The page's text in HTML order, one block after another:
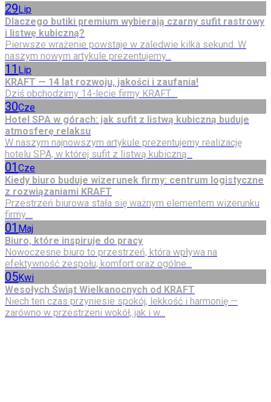
29Lip
Dlaczego butiki premium wybierają czarny sufit rastrowy
i listwę kubiczną?
Pierwsze wrażenie powstaje w zaledwie kilka sekund. W
naszym nowym artykule prezentujemy...
11 Lip
KRAFT — 14 lat rozwoju, jakości i zaufania!
Dziś obchodzimy 14-lecie firmy KRAFT....
30Cze
Hotel SPA w górach: jak sufit z listwą kubiczną buduje
atmosferę relaksu
W naszym najnowszym artykule prezentujemy realizację
hotelu SPA, w której sufit z listwą kubiczną...
01 Cze
Kiedy biuro buduje wizerunek firmy: centrum logistyczne
z rozwiązaniami KRAFT
Przestrzeń biurowa stała się ważnym elementem wizerunku
firmy....
01 Maj
Biuro, które inspiruje do pracy
Nowoczesne biuro to przestrzeń, która wpływa na
efektywność zespołu, komfort oraz ogólne...
05Kwi
Wesołych Świąt Wielkanocnych od KRAFT
Niech ten czas przyniesie spokój, lekkość i harmonię —
zarówno w przestrzeni wokół, jak i w...